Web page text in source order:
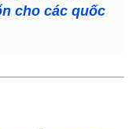
cho các quốc